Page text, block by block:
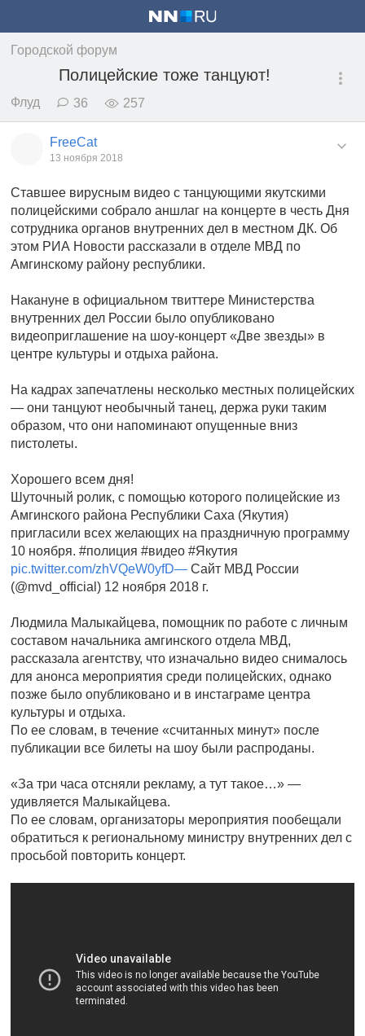
Городской форум
Полицейские тоже танцуют!
Флуд 36 257
FreeCat
13 ноября 2018
Ставшее вирусным видео с танцующими якутскими
полицейскими собрало аншлаг на концерте в честь Дня
сотрудника органов внутренних дел в местном ДК. Об
этом РИА Новости рассказали в отделе МВД по
Амгинскому району республики.
Накануне в официальном твиттере Министерства
внутренних дел России было опубликовано
видеоприглашение на шоу-концерт «Две звезды» в
центре культуры и отдыха района.
На кадрах запечатлены несколько местных полицейских
— они танцуют необычный танец, держа руки таким
образом, что они напоминают опущенные вниз
пистолеты.
Хорошего всем дня!
Шуточный ролик, с помощью которого полицейские из
Амгинского района Республики Саха (Якутия)
пригласили всех желающих на праздничную программу
10 ноября. #полиция #видео #Якутия
pic.twitter.com/zhVQeW0yfD— Сайт МВД России
(@mvd_official) 12 ноября 2018 г.
Людмила Малыкайцева, помощник по работе с личным
составом начальника амгинского отдела МВД,
рассказала агентству, что изначально видео снималось
для анонса мероприятия среди полицейских, однако
позже было опубликовано и в инстаграме центра
культуры и отдыха.
По ее словам, в течение «считанных минут» после
публикации все билеты на шоу были распроданы.
«За три часа отсняли рекламу, а тут такое…» —
удивляется Малыкайцева.
По ее словам, организаторы мероприятия пообещали
обратиться к региональному министру внутренних дел с
просьбой повторить концерт.